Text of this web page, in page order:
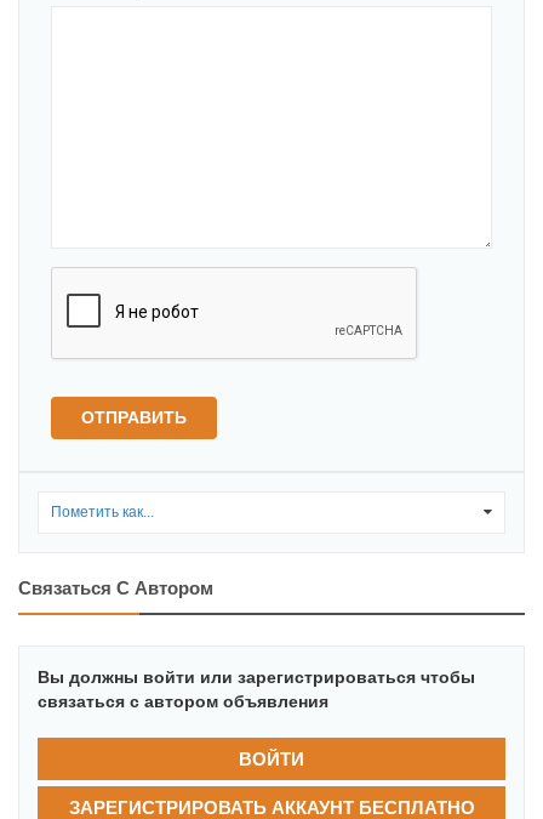
ОТПРАВИТЬ
Пометить как...
Связаться С Автором
Вы должны войти или зарегистрироваться чтобы
связаться с автором объявления
ВОЙТИ
ЗАРЕГИСТРИРОВАТЬ АККАУНТ БЕСПЛАТНО